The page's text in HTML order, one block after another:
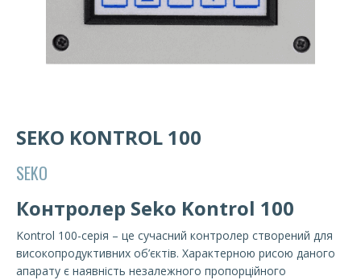
SEKO KONTROL 100
SEKO
Контролер Seko Kontrol 100
Kontrol 100-серія – це сучасний контролер створений для
високопродуктивних об’єктів. Характерною рисою даного
апарату є наявність незалежного пропорційного